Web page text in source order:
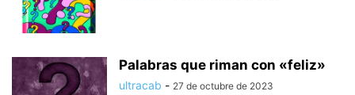
Palabras que riman con «feliz»
ultracab - 27 de octubre de 2023